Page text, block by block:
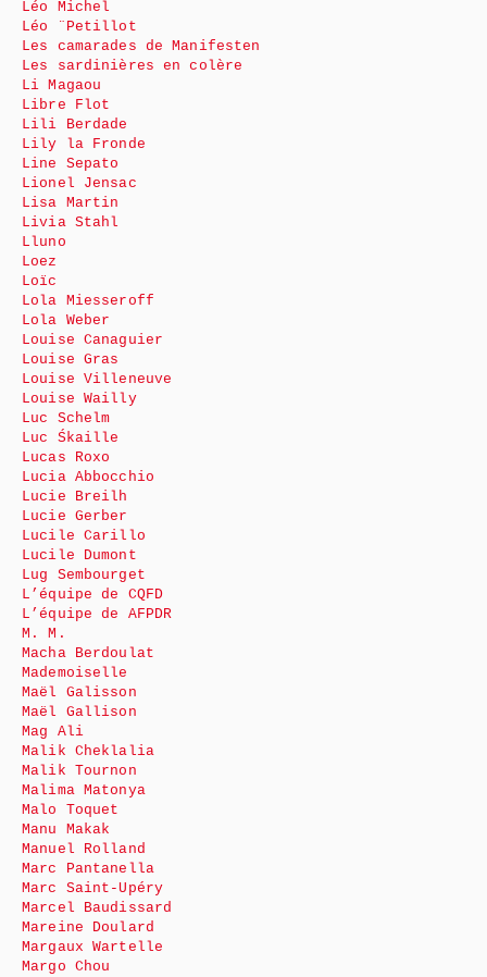
Léo Michel
Léo ¨Petillot
Les camarades de Manifesten
Les sardinières en colère
Li Magaou
Libre Flot
Lili Berdade
Lily la Fronde
Line Sepato
Lionel Jensac
Lisa Martin
Livia Stahl
Lluno
Loez
Loïc
Lola Miesseroff
Lola Weber
Louise Canaguier
Louise Gras
Louise Villeneuve
Louise Wailly
Luc Schelm
Luc Śkaille
Lucas Roxo
Lucia Abbocchio
Lucie Breilh
Lucie Gerber
Lucile Carillo
Lucile Dumont
Lug Sembourget
L’équipe de CQFD
L’équipe de AFPDR
M. M.
Macha Berdoulat
Mademoiselle
Maël Galisson
Maël Gallison
Mag Ali
Malik Cheklalia
Malik Tournon
Malima Matonya
Malo Toquet
Manu Makak
Manuel Rolland
Marc Pantanella
Marc Saint-Upéry
Marcel Baudissard
Mareine Doulard
Margaux Wartelle
Margo Chou